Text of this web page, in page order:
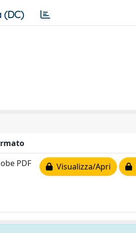
(DC)
PDF Visualizza/Apri